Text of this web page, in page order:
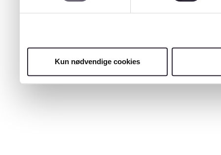
Kun nødvendige cookies